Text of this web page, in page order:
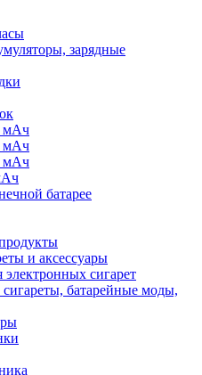
зарядные
мАч
мАч
мАч
батарее
и аксессуары
сигарет
батарейные моды,